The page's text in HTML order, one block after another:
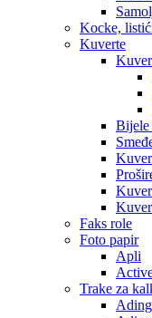
Kocke,
Kuverte
Bijele
Faks role
Foto papir
Apli
Trake za